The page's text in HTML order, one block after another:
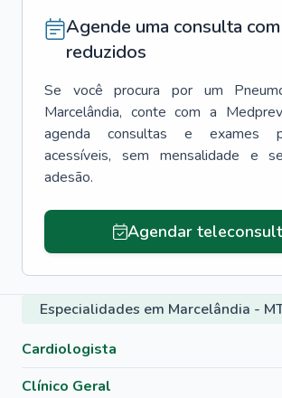
Agende uma consulta
reduzidos
Se você procura por um
Marcelândia, conte com a
agenda consultas e exames
acessíveis, sem mensalidade e
adesão.
Agendar
Especialidades em Marcelândia -
Cardiologista
Clínico Geral